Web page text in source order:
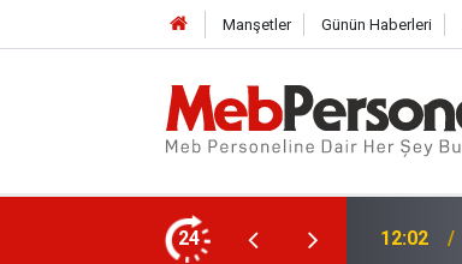
Manşetler Günün Haberleri
24
Üniversite Tercihi Yapacak Öğrencilere
11:32